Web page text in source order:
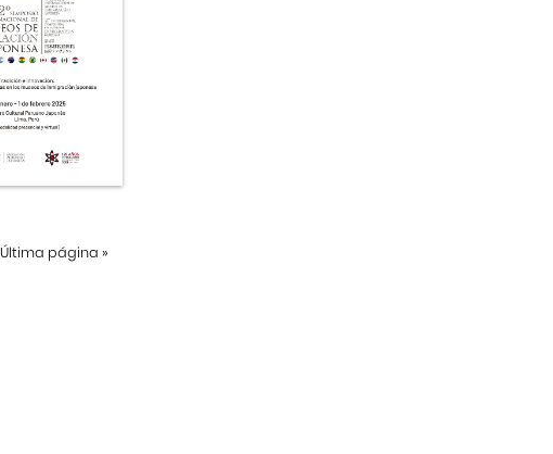
Última página »